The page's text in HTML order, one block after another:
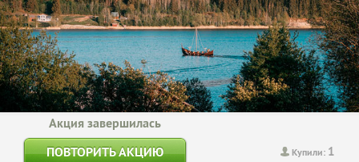
Купили: 1
Акция завершилась
ПОВТОРИТЬ АКЦИЮ